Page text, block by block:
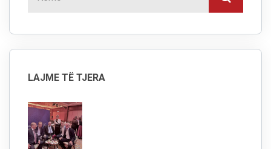
LAJME TË TJERA